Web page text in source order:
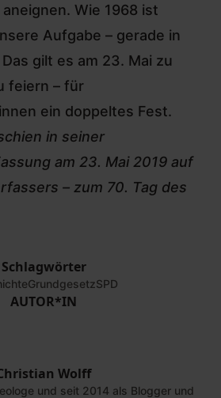
Wie 1968 ist
Aufgabe – gerade in
gilt es am 23. Mai zu
feiern – für
ein doppeltes Fest.
in seiner
am 23. Mai 2019 auf
– zum 70. Tag des
Schlagwörter
GrundgesetzSPD
AUTOR*IN
©
WolfgangWolff
und seit 2014 als Blogger und